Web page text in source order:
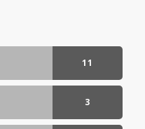
11
GÖNDERI(LER)
3